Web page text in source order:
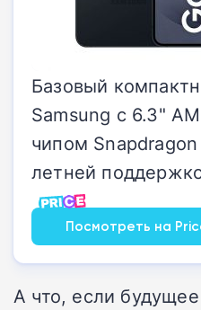
Базовый
Samsung с 6.3"
чипом
летней
Посмотреть на
А что, если